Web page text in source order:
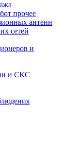
прочее
антенн
сетей
и
и СКС